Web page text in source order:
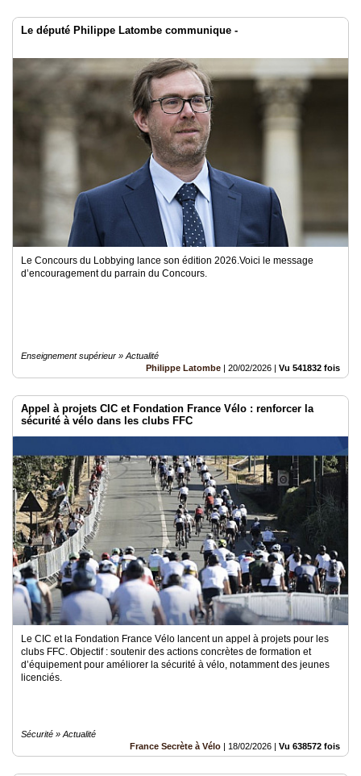
Le député Philippe Latombe communique -
Le Concours du Lobbying lance son édition 2026.Voici le message
d’encouragement du parrain du Concours.
Enseignement supérieur » Actualité
Philippe Latombe | 20/02/2026 | Vu 541832 fois
Appel à projets CIC et Fondation France Vélo : renforcer la
sécurité à vélo dans les clubs FFC
Le CIC et la Fondation France Vélo lancent un appel à projets pour les
clubs FFC. Objectif : soutenir des actions concrètes de formation et
d’équipement pour améliorer la sécurité à vélo, notamment des jeunes
licenciés.
Sécurité » Actualité
France Secrète à Vélo | 18/02/2026 | Vu 638572 fois